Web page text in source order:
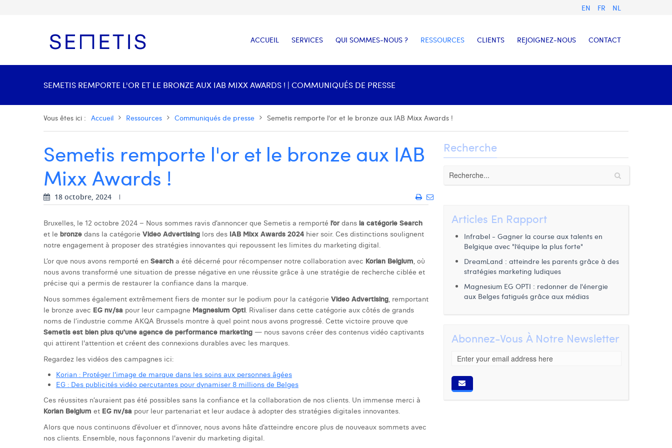
EN FR NL
ACCUEIL SERVICES QUI SOMMES-NOUS ? RESSOURCES CLIENTS REJOIGNEZ-NOUS CONTACT
SEMETIS REMPORTE L'OR ET LE BRONZE AUX IAB MIXX AWARDS ! | COMMUNIQUÉS DE PRESSE
Vous êtes ici : Accueil Ressources Communiqués de presse Semetis remporte l'or et le bronze aux IAB Mixx Awards !
Semetis remporte l'or et le bronze aux IAB
Mixx Awards !
18 octobre, 2024
Bruxelles, le 12 octobre 2024 – Nous sommes ravis d’annoncer que Semetis a remporté l’or dans la catégorie Search
et le bronze dans la catégorie Video Advertising lors des IAB Mixx Awards 2024 hier soir. Ces distinctions soulignent
notre engagement à proposer des stratégies innovantes qui repoussent les limites du marketing digital.
L’or que nous avons remporté en Search a été décerné pour récompenser notre collaboration avec Korian Belgium, où
nous avons transformé une situation de presse négative en une réussite grâce à une stratégie de recherche ciblée et
précise qui a permis de restaurer la confiance dans la marque.
Nous sommes également extrêmement fiers de monter sur le podium pour la catégorie Video Advertising, remportant
le bronze avec EG nv/sa pour leur campagne Magnesium Opti. Rivaliser dans cette catégorie aux côtés de grands
noms de l’industrie comme AKQA Brussels montre à quel point nous avons progressé. Cette victoire prouve que
Semetis est bien plus qu'une agence de performance marketing — nous savons créer des contenus vidéo captivants
qui attirent l'attention et créent des connexions durables avec les marques.
Regardez les vidéos des campagnes ici:
Korian : Protéger l'image de marque dans les soins aux personnes âgées
EG : Des publicités vidéo percutantes pour dynamiser 8 millions de Belges
Ces réussites n’auraient pas été possibles sans la confiance et la collaboration de nos clients. Un immense merci à
Korian Belgium et EG nv/sa pour leur partenariat et leur audace à adopter des stratégies digitales innovantes.
Alors que nous continuons d’évoluer et d’innover, nous avons hâte d’atteindre encore plus de nouveaux sommets avec
nos clients. Ensemble, nous façonnons l'avenir du marketing digital.
Recherche
Articles En Rapport
Infrabel - Gagner la course aux talents en
Belgique avec "l’équipe la plus forte"
DreamLand : atteindre les parents grâce à des
stratégies marketing ludiques
Magnesium EG OPTI : redonner de l'énergie
aux Belges fatigués grâce aux médias
Abonnez-Vous À Notre Newsletter